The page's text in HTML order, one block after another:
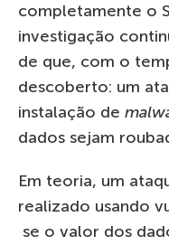
completamente o
investigação
de que, com o
descoberto: um
instalação de
dados sejam
Em teoria, um
realizado usando
se o valor dos